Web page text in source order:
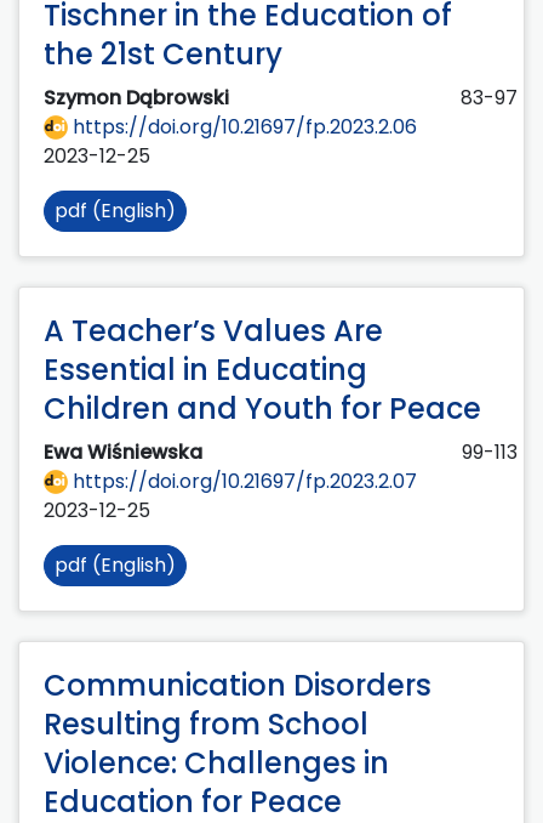
Tischner in the Education of
the 21st Century
Szymon Dąbrowski
83-97
https://doi.org/10.21697/fp.2023.2.06
2023-12-25
pdf (English)
A Teacher’s Values Are
Essential in Educating
Children and Youth for Peace
Ewa Wiśniewska
99-113
https://doi.org/10.21697/fp.2023.2.07
2023-12-25
pdf (English)
Communication Disorders
Resulting from School
Violence: Challenges in
Education for Peace